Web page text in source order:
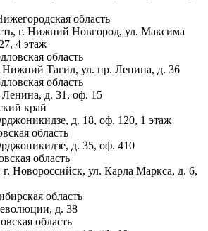
область
г. Нижний Новгород, ул. Максима
4 этаж
область
Нижний Тагил, ул. пр. Ленина, д. 36
область
д. 31, оф. 15
край
д. 18, оф. 120, 1 этаж
область
д. 35, оф. 410
область
Новороссийск, ул. Карла Маркса, д. 6,
область
д. 38
область